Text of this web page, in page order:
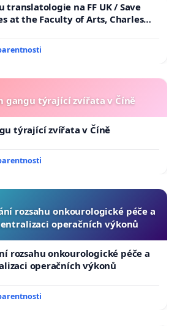
translatologie na FF UK / Save
at the Faculty of Arts, Charles
gangu týrající zvířata v Číně
týrající zvířata v Číně
rozsahu onkourologické péče a
operačních výkonů
rozsahu onkourologické péče a
operačních výkonů